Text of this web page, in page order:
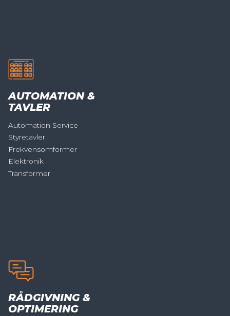
AUTOMATION &
TAVLER
Automation Service
Styretavler
Frekvensomformer
Elektronik
Transformer
RÅDGIVNING &
OPTIMERING